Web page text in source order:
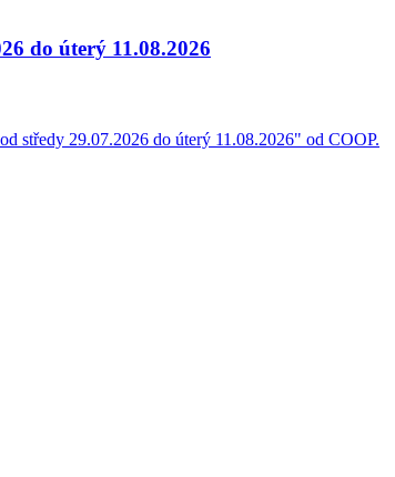
do úterý 11.08.2026
středy 29.07.2026 do úterý 11.08.2026" od COOP.